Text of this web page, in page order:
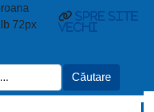
Spre site
vechi